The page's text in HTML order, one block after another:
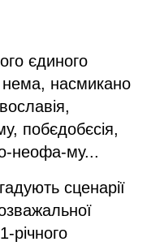
єдиного
нема, насмикано
побєдобєсія,
неофа-му...
сценарії
річного